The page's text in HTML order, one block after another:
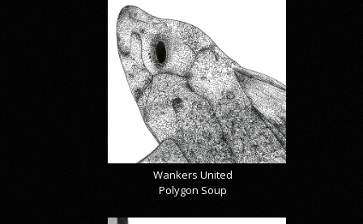
Wankers United
Polygon Soup